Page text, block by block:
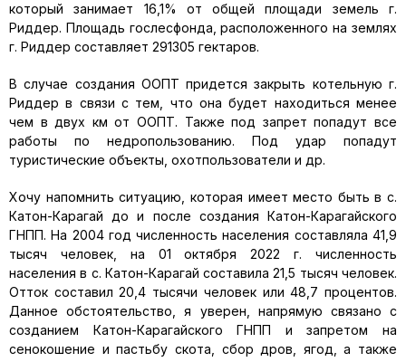
который занимает 16,1% от общей площади земель г.
Риддер. Площадь гослесфонда, расположенного на землях
г. Риддер составляет 291305 гектаров.
В случае создания ООПТ придется закрыть котельную г.
Риддер в связи с тем, что она будет находиться менее
чем в двух км от ООПТ. Также под запрет попадут все
работы по недропользованию. Под удар попадут
туристические объекты, охотпользователи и др.
Хочу напомнить ситуацию, которая имеет место быть в с.
Катон-Карагай до и после создания Катон-Карагайского
ГНПП. На 2004 год численность населения составляла 41,9
тысяч человек, на 01 октября 2022 г. численность
населения в с. Катон-Карагай составила 21,5 тысяч человек.
Отток составил 20,4 тысячи человек или 48,7 процентов.
Данное обстоятельство, я уверен, напрямую связано с
созданием Катон-Карагайского ГНПП и запретом на
сенокошение и пастьбу скота, сбор дров, ягод, а также